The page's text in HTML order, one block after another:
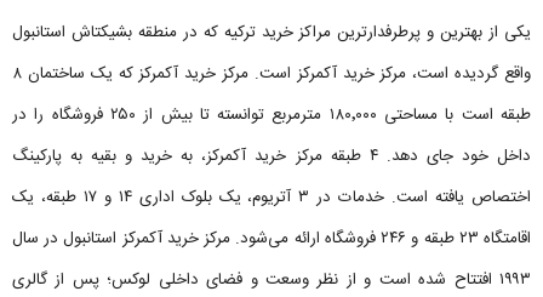
یکی از بهترین و پرطرفدارترین مراکز خرید ترکیه که در منطقه بشیکتاش استانبول
واقع گردیده است، مرکز خرید آکمرکز است. مرکز خرید آکمرکز که یک ساختمان ۸
طبقه است با مساحتی ۱۸۰٬۰۰۰ مترمربع توانسته تا بیش از ۲۵۰ فروشگاه را در
داخل خود جای دهد. ۴ طبقه مرکز خرید آکمرکز، به خرید و بقیه به پارکینگ
اختصاص یافته است. خدمات در ۳ آتریوم، یک بلوک اداری ۱۴ و ۱۷ طبقه، یک
اقامتگاه ۲۳ طبقه و ۲۴۶ فروشگاه ارائه می‌شود. مرکز خرید آکمرکز استانبول در سال
۱۹۹۳ افتتاح شده است و از نظر وسعت و فضای داخلی لوکس؛ پس از گالری